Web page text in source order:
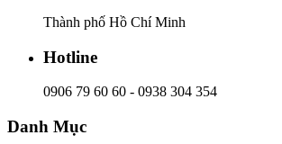
Thành phố Hồ Chí Minh
Hotline
0906 79 60 60 - 0938 304 354
Danh Mục